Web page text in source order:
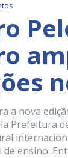
a nova
Prefeitura
de ensino.